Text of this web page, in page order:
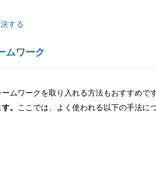
する
ムワーク
ムワークを取り入れる方法もおすすめです
。
ここでは、よく使われる以下の手法に